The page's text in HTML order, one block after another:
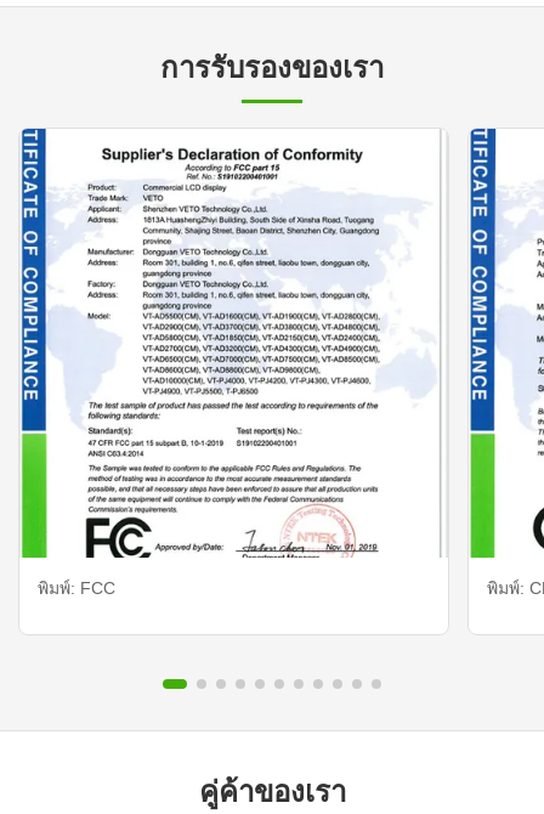
การรับรองของเรา
พิมพ์: FCC พิมพ์:
คู่ค้าของเรา